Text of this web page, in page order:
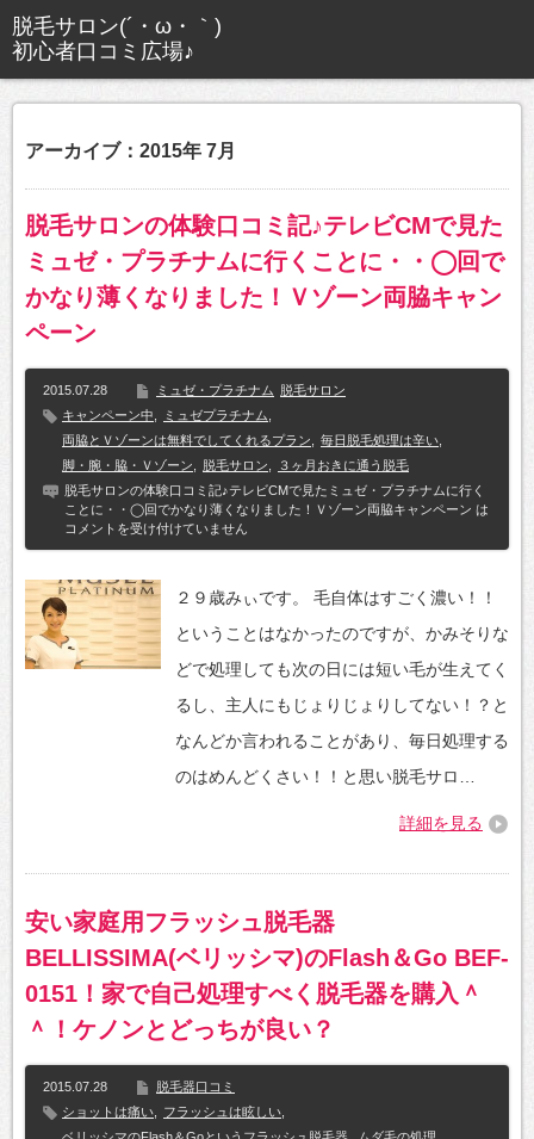
アーカイブ：2015年 7月
脱毛サロンの体験口コミ記♪テレビCMで見た
ミュゼ・プラチナムに行くことに・・◯回で
かなり薄くなりました！Ｖゾーン両脇キャン
ペーン
2015.07.28 ミュゼ・プラチナム 脱毛サロン
キャンペーン中
ミュゼプラチナム
両脇とＶゾーンは無料でしてくれるプラン
毎日脱毛処理は辛い
脚・腕・脇・Ｖゾーン
脱毛サロン
３ヶ月おきに通う脱毛
脱毛サロンの体験口コミ記♪テレビCMで見たミュゼ・プラチナムに行く
ことに・・◯回でかなり薄くなりました！Ｖゾーン両脇キャンペーン は
コメントを受け付けていません
２９歳みぃです。 毛自体はすごく濃い！！
ということはなかったのですが、かみそりな
どで処理しても次の日には短い毛が生えてく
るし、主人にもじょりじょりしてない！？と
なんどか言われることがあり、毎日処理する
のはめんどくさい！！と思い脱毛サロ…
詳細を見る
安い家庭用フラッシュ脱毛器
BELLISSIMA(ベリッシマ)のFlash＆Go BEF-
0151！家で自己処理すべく脱毛器を購入＾
＾！ケノンとどっちが良い？
2015.07.28
脱毛器口コミ
ショットは痛い
フラッシュは眩しい